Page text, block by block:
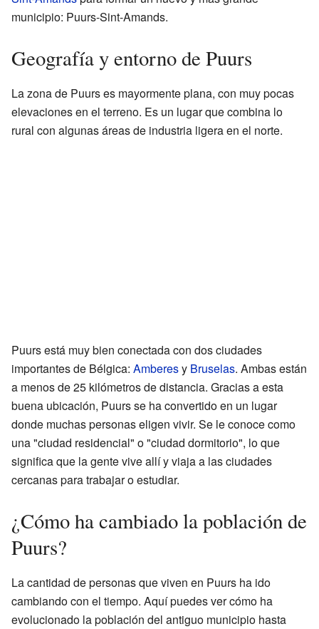
municipio: Puurs-Sint-Amands.
Geografía y entorno de Puurs
La zona de Puurs es mayormente plana, con muy pocas
elevaciones en el terreno. Es un lugar que combina lo
rural con algunas áreas de industria ligera en el norte.
Puurs está muy bien conectada con dos ciudades
importantes de Bélgica: Amberesy Bruselas. Ambas están
a menos de 25 kilómetros de distancia. Gracias a esta
buena ubicación, Puurs se ha convertido en un lugar
donde muchas personas eligen vivir. Se le conoce como
una "ciudad residencial" o "ciudad dormitorio", lo que
significa que la gente vive allí y viaja a las ciudades
cercanas para trabajar o estudiar.
¿Cómo ha cambiado la población de
Puurs?
La cantidad de personas que viven en Puurs ha ido
cambiando con el tiempo. Aquí puedes ver cómo ha
evolucionado la población del antiguo municipio hasta